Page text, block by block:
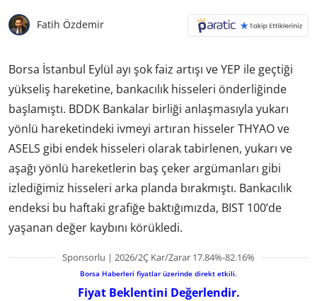
Fatih Özdemir
Borsa İstanbul Eylül ayı şok faiz artışı ve YEP ile geçtiği
yükseliş hareketine, bankacılık hisseleri önderliğinde
başlamıştı. BDDK Bankalar birliği anlaşmasıyla yukarı
yönlü hareketindeki ivmeyi artıran hisseler THYAO ve
ASELS gibi endek hisseleri olarak tabirlenen, yukarı ve
aşağı yönlü hareketlerin baş çeker argümanları gibi
izlediğimiz hisseleri arka planda bırakmıştı. Bankacılık
endeksi bu haftaki grafiğe baktığımızda, BIST 100’de
yaşanan değer kaybını körükledi.
Sponsorlu | 2026/2Ç Kar/Zarar 17.84%-82.16%
Borsa Haberleri fiyatlar üzerinde direkt etkili.
Fiyat Beklentini Değerlendir.